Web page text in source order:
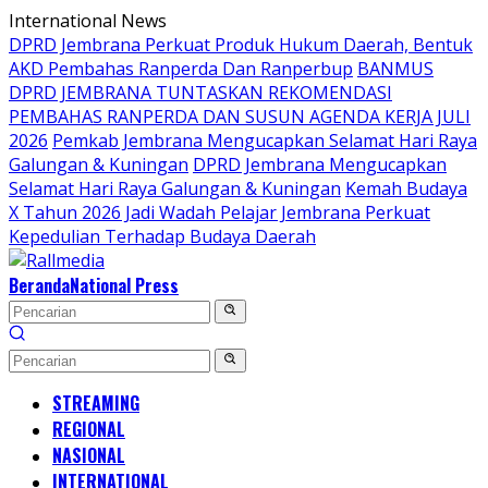
Langsung
ke
konten
International News
DPRD Jembrana Perkuat Produk Hukum Daerah, Bentuk
AKD Pembahas Ranperda Dan Ranperbup BANMUS
DPRD JEMBRANA TUNTASKAN REKOMENDASI
PEMBAHAS RANPERDA DAN SUSUN AGENDA KERJA JULI
2026 Pemkab Jembrana Mengucapkan Selamat Hari Raya
Galungan & Kuningan DPRD Jembrana Mengucapkan
Selamat Hari Raya Galungan & Kuningan Kemah Budaya
X Tahun 2026 Jadi Wadah Pelajar Jembrana Perkuat
Kepedulian Terhadap Budaya Daerah
BerandaNational Press
STREAMING
REGIONAL
NASIONAL
INTERNATIONAL